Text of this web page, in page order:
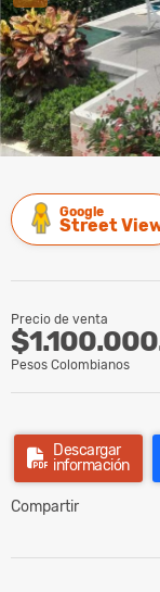
Google
Street
Precio de venta
Pesos Colombianos
Descargar
información
Compartir